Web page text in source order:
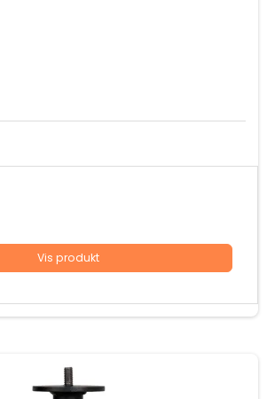
Vis produkt